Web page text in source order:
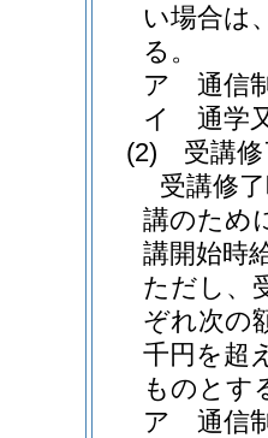
い場合は
る。
ア
通信
イ
通学
(2)
受講
受講修
講のため
講開始時
ただし、
ぞれ次の
千円を超
ものとす
ア
通信